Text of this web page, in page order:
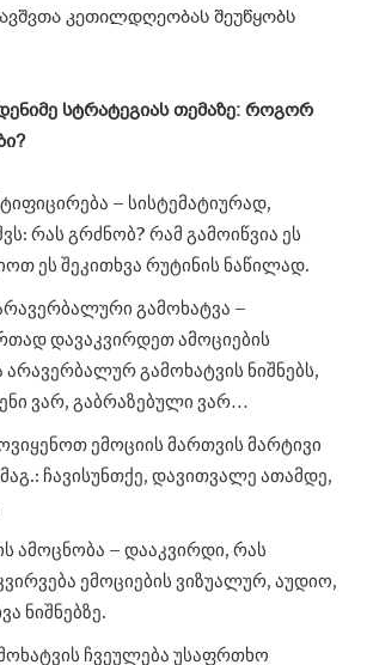
კეთილდღეობას შეუწყობს
სტრატეგიას თემაზე: როგორ
– სისტემატიურად,
რას გრძნობ? რამ გამოიწვია ეს
ეს შეკითხვა რუტინის ნაწილად.
გამოხატვა –
დავაკვირდეთ ამოციების
გამოხატვის ნიშნებს,
ვარ, გაბრაზებული ვარ…
ემოციის მართვის მარტივი
ჩავისუნთქე, დავითვალე ათამდე,
ამოცნობა – დააკვირდი, რას
ემოციების ვიზუალურ, აუდიო,
ნიშნებზე.
ჩვეულება უსაფრთხო